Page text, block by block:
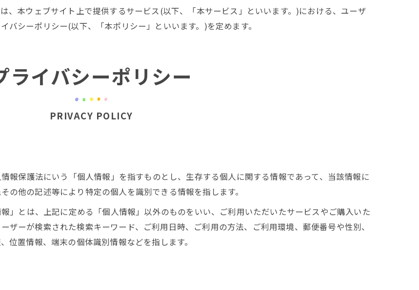
、本ウェブサイト上で提供するサービス(以下、「本サービス」といいます。)における、ユーザ
バシーポリシー(以下、「本ポリシー」といいます。)を定めます。
ライバシーポリシー
PRIVACY POLICY
報保護法にいう「個人情報」を指すものとし、生存する個人に関する情報であって、当該情報に
の他の記述等により特定の個人を識別できる情報を指します。
」とは、上記に定める「個人情報」以外のものをいい、ご利用いただいたサービスやご購入いた
ザーが検索された検索キーワード、ご利用日時、ご利用の方法、ご利用環境、郵便番号や性別、
置情報、端末の個体識別情報などを指します。